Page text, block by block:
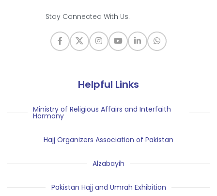
Stay Connected With Us.
Helpful Links
Ministry of Religious Affairs and Interfaith
Harmony
Hajj Organizers Association of Pakistan
Alzabayih
Pakistan Hajj and Umrah Exhibition